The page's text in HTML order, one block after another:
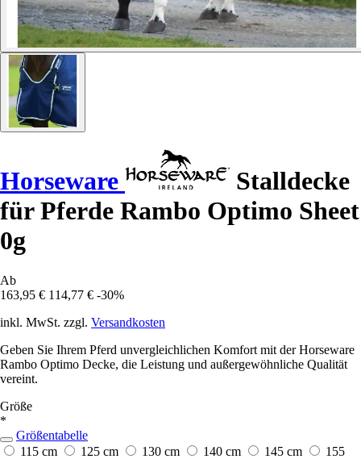
Horseware
Stalldecke
für Pferde Rambo Optimo Sheet
0g
Ab
163,95 € 114,77 € -30%
inkl. MwSt. zzgl. Versandkosten
Geben Sie Ihrem Pferd unvergleichlichen Komfort mit der Horseware
Rambo Optimo Decke, die Leistung und außergewöhnliche Qualität
vereint.
Größe
*
Größentabelle
115 cm
125 cm 130 cm 140 cm 145 cm
155